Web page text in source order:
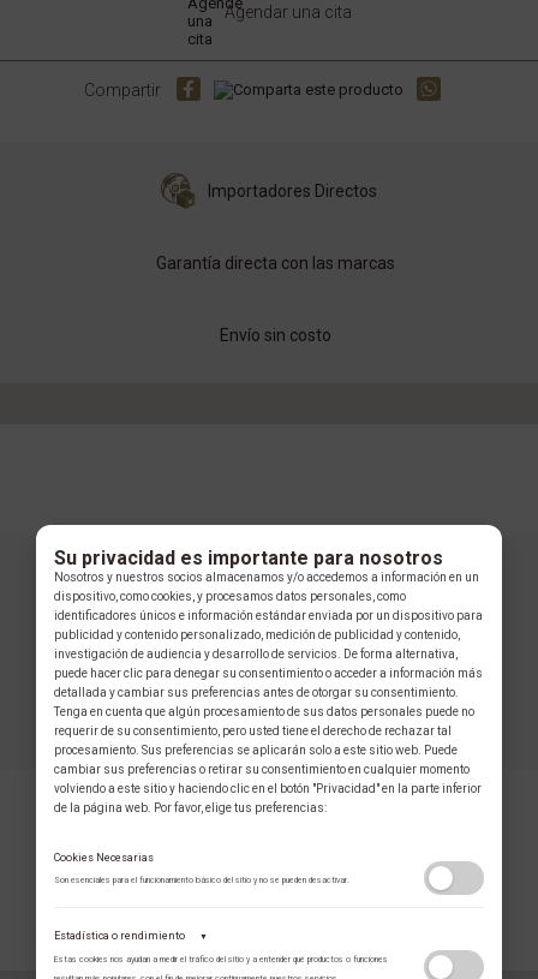
Agendar una cita
Compartir
Importadores Directos
Garantía directa con las marcas
Envío sin costo
Su privacidad es importante para nosotros
Nosotros y nuestros socios almacenamos y/o accedemos a información en un
dispositivo, como cookies, y procesamos datos personales, como
identificadores únicos e información estándar enviada por un dispositivo para
publicidad y contenido personalizado, medición de publicidad y contenido,
investigación de audiencia y desarrollo de servicios. De forma alternativa,
puede hacer clic para denegar su consentimiento o acceder a información más
detallada y cambiar sus preferencias antes de otorgar su consentimiento.
Tenga en cuenta que algún procesamiento de sus datos personales puede no
requerir de su consentimiento, pero usted tiene el derecho de rechazar tal
procesamiento. Sus preferencias se aplicarán solo a este sitio web. Puede
cambiar sus preferencias o retirar su consentimiento en cualquier momento
volviendo a este sitio y haciendo clic en el botón "Privacidad" en la parte inferior
de la página web. Por favor, elige tus preferencias:
Cookies Necesarias
Son esenciales para el funcionamiento básico del sitio y no se pueden desactivar.
Estadística o rendimiento ▼
Estas cookies nos ayudan a medir el tráfico del sitio y a entender qué productos o funciones